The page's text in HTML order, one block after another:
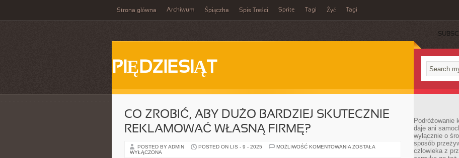
Strona główna Archiwum Śpiączka Spis Treści Sprite Tagi Żyć Tagi
PIĘDZIESIĄT
CO ZROBIĆ, ABY DUŻO BARDZIEJ SKUTECZNIE
REKLAMOWAĆ WŁASNĄ FIRMĘ?
POSTED BY ADMIN POSTED ON LIS - 9 - 2025 MOŻLIWOŚĆ KOMENTOWANIA CO
ZOSTAŁA
WYŁĄCZONA
Podróżowanie
daje ani
wyłącznie o
sposób
człowieka z